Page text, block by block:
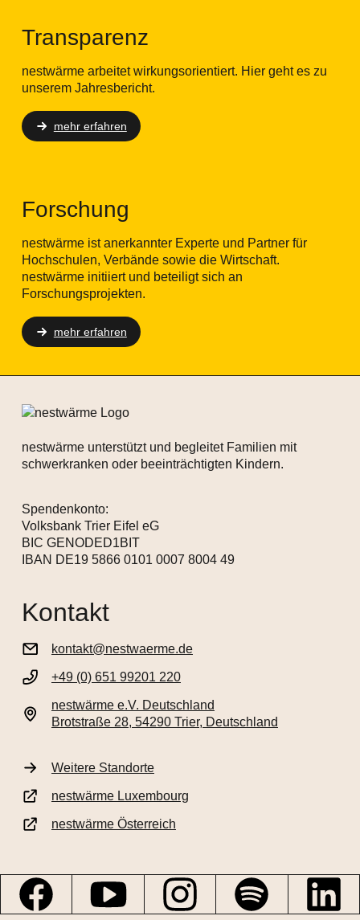
Transparenz
nestwärme arbeitet wirkungsorientiert. Hier geht es zu
unserem Jahresbericht.
mehr erfahren
Forschung
nestwärme ist anerkannter Experte und Partner für
Hochschulen, Verbände sowie die Wirtschaft.
nestwärme initiiert und beteiligt sich an
Forschungsprojekten.
mehr erfahren
nestwärme unterstützt und begleitet Familien mit
schwerkranken oder beeinträchtigten Kindern.
Spendenkonto:
Volksbank Trier Eifel eG
BIC GENODED1BIT
IBAN DE19 5866 0101 0007 8004 49
Kontakt
kontakt@nestwaerme.de
+49 (0) 651 99201 220
nestwärme e.V. Deutschland
Brotstraße 28, 54290 Trier, Deutschland
Weitere Standorte
nestwärme Luxembourg
nestwärme Österreich